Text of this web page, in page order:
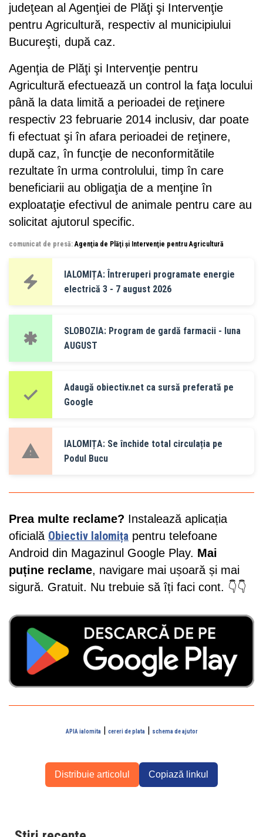
judeţean al Agenţiei de Plăţi şi Intervenţie
pentru Agricultură, respectiv al municipiului
Bucureşti, după caz.
Agenţia de Plăţi şi Intervenţie pentru
Agricultură efectuează un control la faţa locului
până la data limită a perioadei de reţinere
respectiv 23 februarie 2014 inclusiv, dar poate
fi efectuat şi în afara perioadei de reţinere,
după caz, în funcţie de neconformitătile
rezultate în urma controlului, timp în care
beneficiarii au obligaţia de a menţine în
exploataţie efectivul de animale pentru care au
solicitat ajutorul specific.
comunicat de presă: Agenţia de Plăţi şi Intervenţie pentru Agricultură
IALOMIȚA: Întreruperi programate energie
electrică 3 - 7 august 2026
SLOBOZIA: Program de gardă farmacii - luna
AUGUST
Adaugă obiectiv.net ca sursă preferată pe
Google
IALOMIȚA: Se închide total circulația pe
Podul Bucu
Prea multe reclame? Instalează aplicația
oficială Obiectiv Ialomița pentru telefoane
Android din Magazinul Google Play. Mai
puține reclame, navigare mai ușoară și mai
sigură. Gratuit. Nu trebuie să îți faci cont. 👇👇
APIA ialomita| cereri de plata| schema de ajutor
Distribuie articolul Copiază linkul